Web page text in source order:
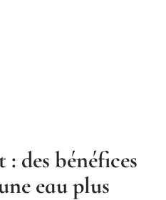
des bénéfices
eau plus